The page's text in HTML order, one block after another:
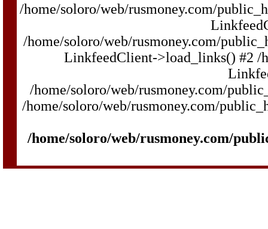
/home/soloro/web/rusmoney.com/
/home/soloro/web/rusmoney.com/
LinkfeedClient->load_links() #2 /
/home/soloro/web/rusmoney.com/
/home/soloro/web/rusmoney.com/
/home/soloro/web/rusmoney.com/